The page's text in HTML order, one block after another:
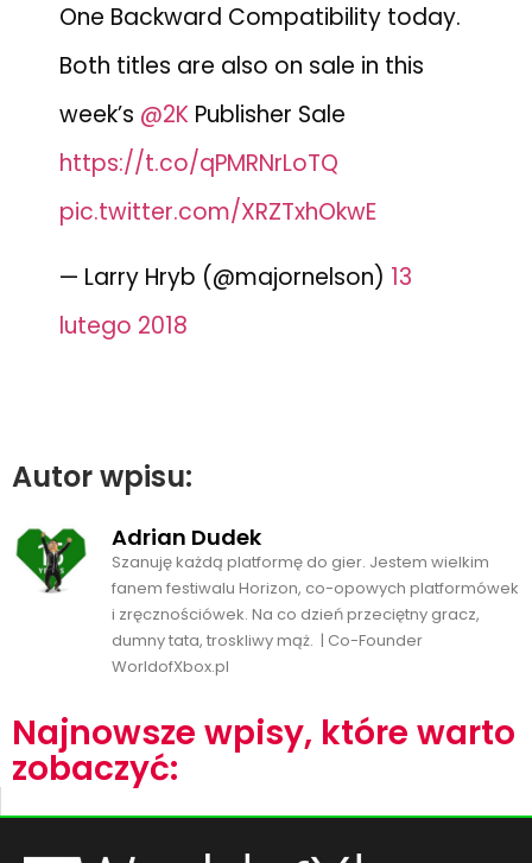
One Backward Compatibility today.
Both titles are also on sale in this
week’s @2K Publisher Sale
https://t.co/qPMRNrLoTQ
pic.twitter.com/XRZTxhOkwE
— Larry Hryb (@majornelson) 13
lutego 2018
Autor wpisu:
Adrian Dudek
Szanuję każdą platformę do gier. Jestem wielkim
fanem festiwalu Horizon, co-opowych platformówek
i zręcznościówek. Na co dzień przeciętny gracz,
dumny tata, troskliwy mąż. | Co-Founder
WorldofXbox.pl
Najnowsze wpisy, które warto
zobaczyć: